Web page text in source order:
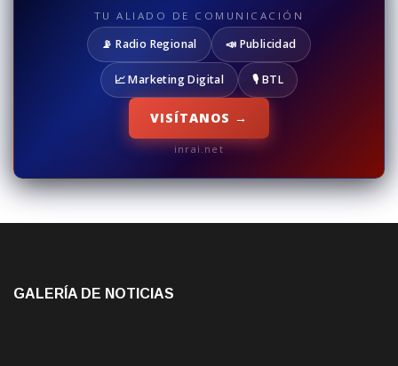
TU ALIADO DE COMUNICACIÓN
📡 Radio Regional 📣 Publicidad
📈 Marketing Digital 🎙️ BTL
VISÍTANOS →
inrai.net
GALERÍA DE NOTICIAS